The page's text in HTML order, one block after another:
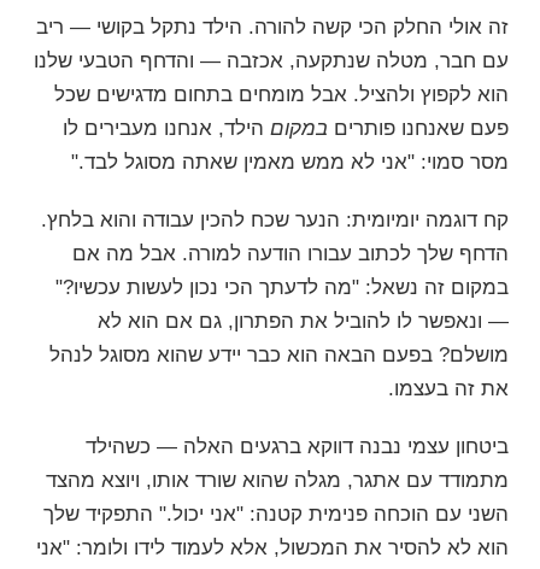
זה אולי החלק הכי קשה להורה. הילד נתקל בקושי — ריב
עם חבר, מטלה שנתקעה, אכזבה — והדחף הטבעי שלנו
הוא לקפוץ ולהציל. אבל מומחים בתחום מדגישים שכל
פעם שאנחנו פותרים במקום הילד, אנחנו מעבירים לו
מסר סמוי: "אני לא ממש מאמין שאתה מסוגל לבד."
קח דוגמה יומיומית: הנער שכח להכין עבודה והוא בלחץ.
הדחף שלך לכתוב עבורו הודעה למורה. אבל מה אם
במקום זה נשאל: "מה לדעתך הכי נכון לעשות עכשיו?"
— ונאפשר לו להוביל את הפתרון, גם אם הוא לא
מושלם? בפעם הבאה הוא כבר יידע שהוא מסוגל לנהל
את זה בעצמו.
ביטחון עצמי נבנה דווקא ברגעים האלה — כשהילד
מתמודד עם אתגר, מגלה שהוא שורד אותו, ויוצא מהצד
השני עם הוכחה פנימית קטנה: "אני יכול." התפקיד שלך
הוא לא להסיר את המכשול, אלא לעמוד לידו ולומר: "אני